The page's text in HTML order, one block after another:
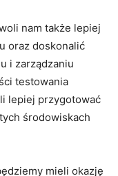
nam także lepiej
‍oraz doskonalić
i zarządzaniu
testowania
‌lepiej przygotować
środowiskach
mieli okazję